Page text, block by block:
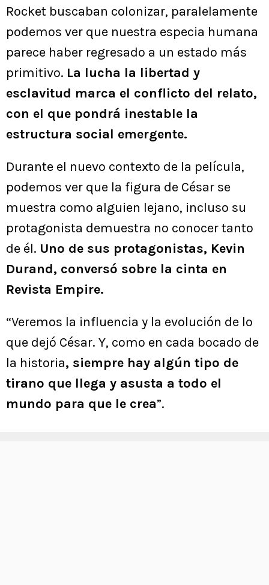
Rocket buscaban colonizar, paralelamente
podemos ver que nuestra especia humana
parece haber regresado a un estado más
primitivo. La lucha la libertad y
esclavitud marca el conflicto del relato,
con el que pondrá inestable la
estructura social emergente.
Durante el nuevo contexto de la película,
podemos ver que la figura de César se
muestra como alguien lejano, incluso su
protagonista demuestra no conocer tanto
de él. Uno de sus protagonistas, Kevin
Durand, conversó sobre la cinta en
Revista Empire.
“Veremos la influencia y la evolución de lo
que dejó César. Y, como en cada bocado de
la historia, siempre hay algún tipo de
tirano que llega y asusta a todo el
mundo para que le crea”.